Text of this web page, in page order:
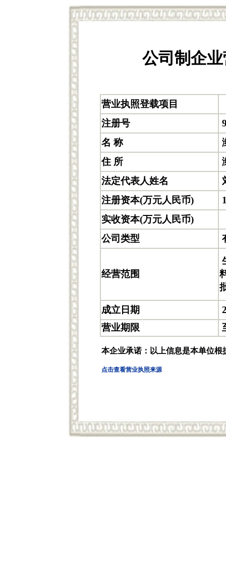
公司制企
营业执照登载项目
注册号
名 称
住 所
法定代表人姓名
注册资本(万元人民币)
实收资本(万元人民币)
公司类型
经营范围
成立日期
营业期限
本企业承诺：以上信息是本单位根
点击查看营业执照来源